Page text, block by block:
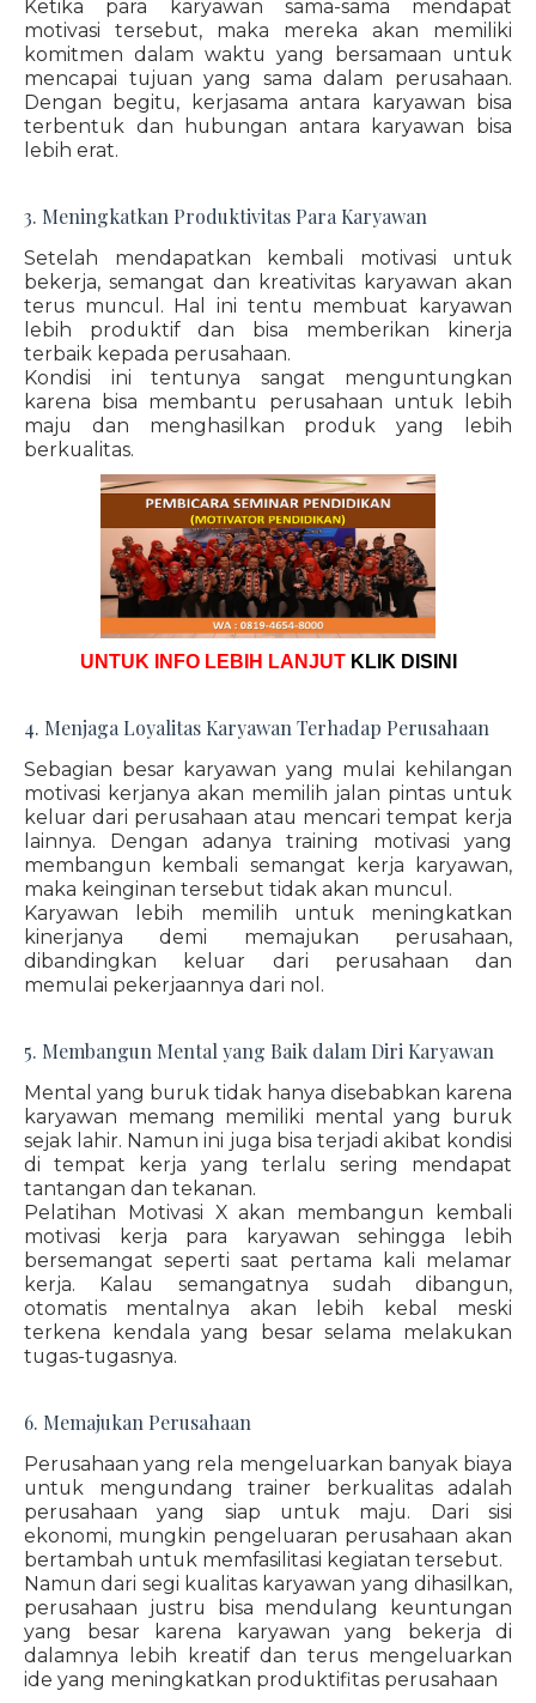
Ketika para karyawan sama-sama mendapat
motivasi tersebut, maka mereka akan memiliki
komitmen dalam waktu yang bersamaan untuk
mencapai tujuan yang sama dalam perusahaan.
Dengan begitu, kerjasama antara karyawan bisa
terbentuk dan hubungan antara karyawan bisa
lebih erat.
3. Meningkatkan Produktivitas Para Karyawan
Setelah mendapatkan kembali motivasi untuk
bekerja, semangat dan kreativitas karyawan akan
terus muncul. Hal ini tentu membuat karyawan
lebih produktif dan bisa memberikan kinerja
terbaik kepada perusahaan.
Kondisi ini tentunya sangat menguntungkan
karena bisa membantu perusahaan untuk lebih
maju dan menghasilkan produk yang lebih
berkualitas.
UNTUK INFO LEBIH LANJUT KLIK DISINI
4. Menjaga Loyalitas Karyawan Terhadap Perusahaan
Sebagian besar karyawan yang mulai kehilangan
motivasi kerjanya akan memilih jalan pintas untuk
keluar dari perusahaan atau mencari tempat kerja
lainnya. Dengan adanya training motivasi yang
membangun kembali semangat kerja karyawan,
maka keinginan tersebut tidak akan muncul.
Karyawan lebih memilih untuk meningkatkan
kinerjanya demi memajukan perusahaan,
dibandingkan keluar dari perusahaan dan
memulai pekerjaannya dari nol.
5. Membangun Mental yang Baik dalam Diri Karyawan
Mental yang buruk tidak hanya disebabkan karena
karyawan memang memiliki mental yang buruk
sejak lahir. Namun ini juga bisa terjadi akibat kondisi
di tempat kerja yang terlalu sering mendapat
tantangan dan tekanan.
Pelatihan Motivasi X akan membangun kembali
motivasi kerja para karyawan sehingga lebih
bersemangat seperti saat pertama kali melamar
kerja. Kalau semangatnya sudah dibangun,
otomatis mentalnya akan lebih kebal meski
terkena kendala yang besar selama melakukan
tugas-tugasnya.
6. Memajukan Perusahaan
Perusahaan yang rela mengeluarkan banyak biaya
untuk mengundang trainer berkualitas adalah
perusahaan yang siap untuk maju. Dari sisi
ekonomi, mungkin pengeluaran perusahaan akan
bertambah untuk memfasilitasi kegiatan tersebut.
Namun dari segi kualitas karyawan yang dihasilkan,
perusahaan justru bisa mendulang keuntungan
yang besar karena karyawan yang bekerja di
dalamnya lebih kreatif dan terus mengeluarkan
ide yang meningkatkan produktifitas perusahaan